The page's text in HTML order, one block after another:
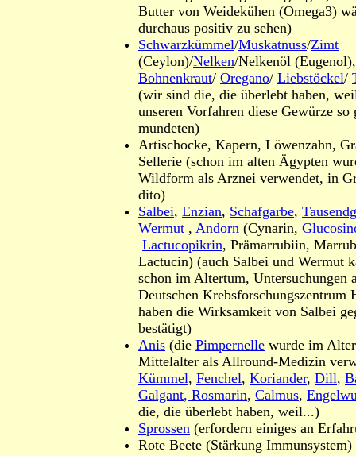
Butter von Weidekühen (Omega3)
durchaus positiv zu sehen)
Schwarzkümmel/Muskatnuss/Zimt
(Ceylon)/Nelken/Nelkenöl (Eugenol),
Bohnenkraut/ Oregano/ Liebstöckel/
(wir sind die, die überlebt haben,
unseren Vorfahren diese Gewürze so
mundeten)
Artischocke, Kapern, Löwenzahn,
Sellerie (schon im alten Ägypten
Wildform als Arznei verwendet, in
dito)
Salbei, Enzian, Schafgarbe,
Wermut , Andorn (Cynarin,
Lactucopikrin, Prämarrubiin,
Lactucin) (auch Salbei und Wermut
schon im Altertum, Untersuchungen
Deutschen Krebsforschungszentrum
haben die Wirksamkeit von Salbei
bestätigt)
Anis (die Pimpernelle wurde im
Mittelalter als Allround-Medizin
Kümmel, Fenchel, Koriander, Dill,
Galgant, Rosmarin, Calmus,
die, die überlebt haben, weil...)
Sprossen (erfordern einiges an
Rote Beete (Stärkung Immunsystem)